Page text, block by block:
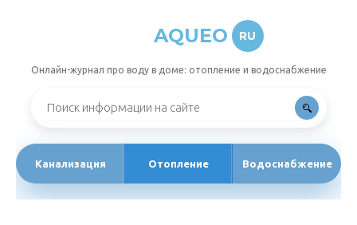
AQUEO RU
Онлайн-журнал про воду в доме: отопление и водоснабжение
Канализация Отопление Водоснабжение